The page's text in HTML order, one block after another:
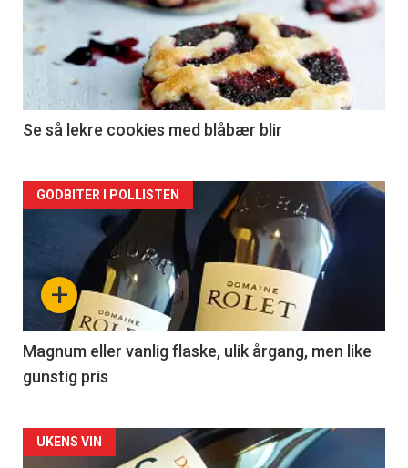
akkurat
nå
2
Se så lekre cookies med blåbær blir
Forsiden
akkurat
nå
3
+
GODBITER I POLLISTEN
Magnum eller vanlig flaske, ulik årgang, men like
gunstig pris
Forsiden
UKENS VIN